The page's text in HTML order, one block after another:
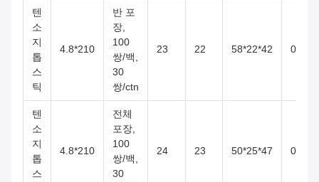
텐
소
지
톱
스
틱
4.8*210
반 포
장,
100
쌍/백,
30
쌍/ctn
23 22 58*22*42 0.054
텐
소
지
톱
스
4.8*210
전체
포장,
100
쌍/백,
30
24 23 50*25*47 0.059